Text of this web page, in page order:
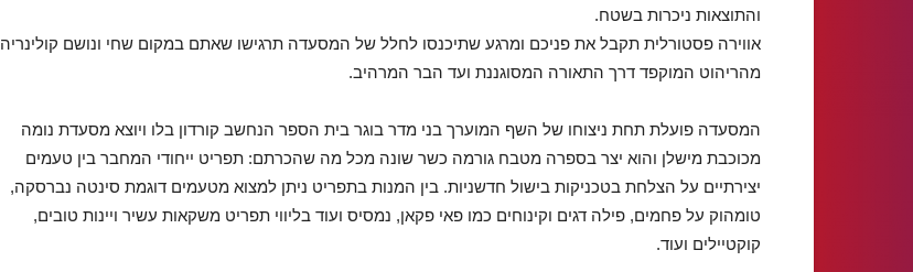
והתוצאות ניכרות בשטח.
אווירה פסטורלית תקבל את פניכם ומרגע שתיכנסו לחלל של המסעדה תרגישו שאתם במקום שחי ונושם קולינריה
מהריהוט המוקפד דרך התאורה המסוגננת ועד הבר המרהיב.
המסעדה פועלת תחת ניצוחו של השף המוערך בני מדר בוגר בית הספר הנחשב קורדון בלו ויוצא מסעדת נומה
מכוכבת מישלן והוא יצר בספרה מטבח גורמה כשר שונה מכל מה שהכרתם: תפריט ייחודי המחבר בין טעמים
יצירתיים על הצלחת בטכניקות בישול חדשניות. בין המנות בתפריט ניתן למצוא מטעמים דוגמת סינטה נברסקה,
טומהוק על פחמים, פילה דגים וקינוחים כמו פאי פקאן, נמסיס ועוד בליווי תפריט משקאות עשיר ויינות טובים,
קוקטיילים ועוד.